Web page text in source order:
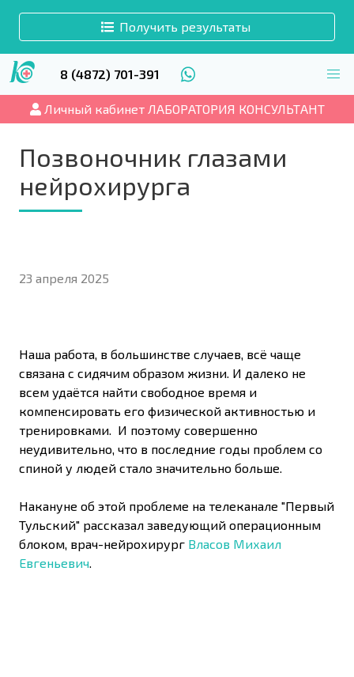
Получить результаты
8 (4872) 701-391
Личный кабинет ЛАБОРАТОРИЯ КОНСУЛЬТАНТ
Позвоночник глазами
нейрохирурга
23 апреля 2025
Наша работа, в большинстве случаев, всё чаще
связана с сидячим образом жизни. И далеко не
всем удаётся найти свободное время и
компенсировать его физической активностью и
тренировками. И поэтому совершенно
неудивительно, что в последние годы проблем со
спиной у людей стало значительно больше.
Накануне об этой проблеме на телеканале "Первый
Тульский" рассказал заведующий операционным
блоком, врач-нейрохирург Власов Михаил
Евгеньевич.